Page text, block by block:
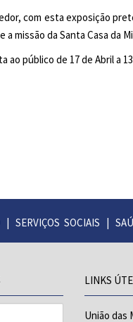
com esta exposição
missão da Santa Casa da
ao público de 17 de Abril a
| SERVIÇOS SOCIAIS |
LINKS
União das